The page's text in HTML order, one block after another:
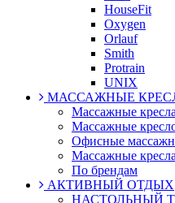
HouseFit
Oxygen
Orlauf
Smith
Protrain
UNIX
МАССАЖНЫЕ
Массажные
Массажные
Офисные
Массажные
По брендам
АКТИВНЫЙ ОТДЫХ
НАСТОЛЬНЫЙ